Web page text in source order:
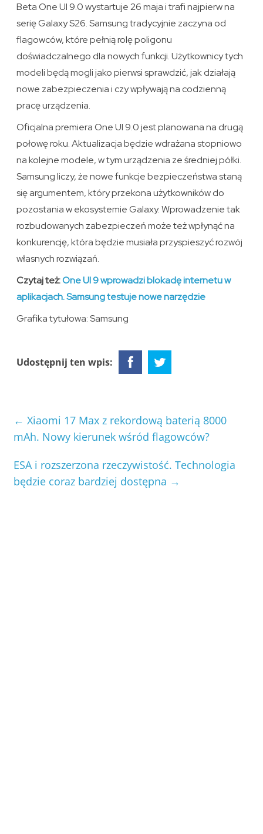
Beta One UI 9.0 wystartuje 26 maja i trafi najpierw na
serię Galaxy S26. Samsung tradycyjnie zaczyna od
flagowców, które pełnią rolę poligonu
doświadczalnego dla nowych funkcji. Użytkownicy tych
modeli będą mogli jako pierwsi sprawdzić, jak działają
nowe zabezpieczenia i czy wpływają na codzienną
pracę urządzenia.
Oficjalna premiera One UI 9.0 jest planowana na drugą
połowę roku. Aktualizacja będzie wdrażana stopniowo
na kolejne modele, w tym urządzenia ze średniej półki.
Samsung liczy, że nowe funkcje bezpieczeństwa staną
się argumentem, który przekona użytkowników do
pozostania w ekosystemie Galaxy. Wprowadzenie tak
rozbudowanych zabezpieczeń może też wpłynąć na
konkurencję, która będzie musiała przyspieszyć rozwój
własnych rozwiązań.
Czytaj też:One UI 9 wprowadzi blokadę internetu w
aplikacjach. Samsung testuje nowe narzędzie
Grafika tytułowa: Samsung
Udostępnij ten wpis:
← Xiaomi 17 Max z rekordową baterią 8000
mAh. Nowy kierunek wśród flagowców?
ESA i rozszerzona rzeczywistość. Technologia
będzie coraz bardziej dostępna →